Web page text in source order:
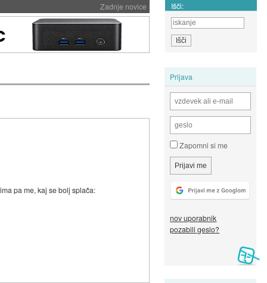
Zadnje novice Išči:
Prijava
Zapomni si me
nov uporabnik
pozabili geslo?
pa me, kaj se bolj splača: